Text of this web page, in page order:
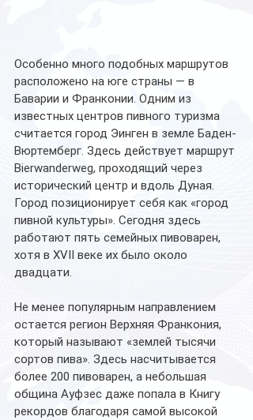
Особенно много подобных маршрутов
расположено на юге страны — в
Баварии и Франконии. Одним из
известных центров пивного туризма
считается город Эинген в земле Баден-
Вюртемберг. Здесь действует маршрут
Bierwanderweg, проходящий через
исторический центр и вдоль Дуная.
Город позиционирует себя как «город
пивной культуры». Сегодня здесь
работают пять семейных пивоварен,
хотя в XVII веке их было около
двадцати.
Не менее популярным направлением
остается регион Верхняя Франкония,
который называют «землей тысячи
сортов пива». Здесь насчитывается
более 200 пивоварен, а небольшая
община Ауфзес даже попала в Книгу
рекордов благодаря самой высокой